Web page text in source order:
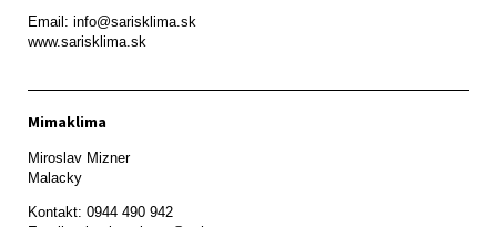
Email: info@sarisklima.sk
www.sarisklima.sk
Mimaklima
Miroslav Mizner
Malacky
Kontakt: 0944 490 942